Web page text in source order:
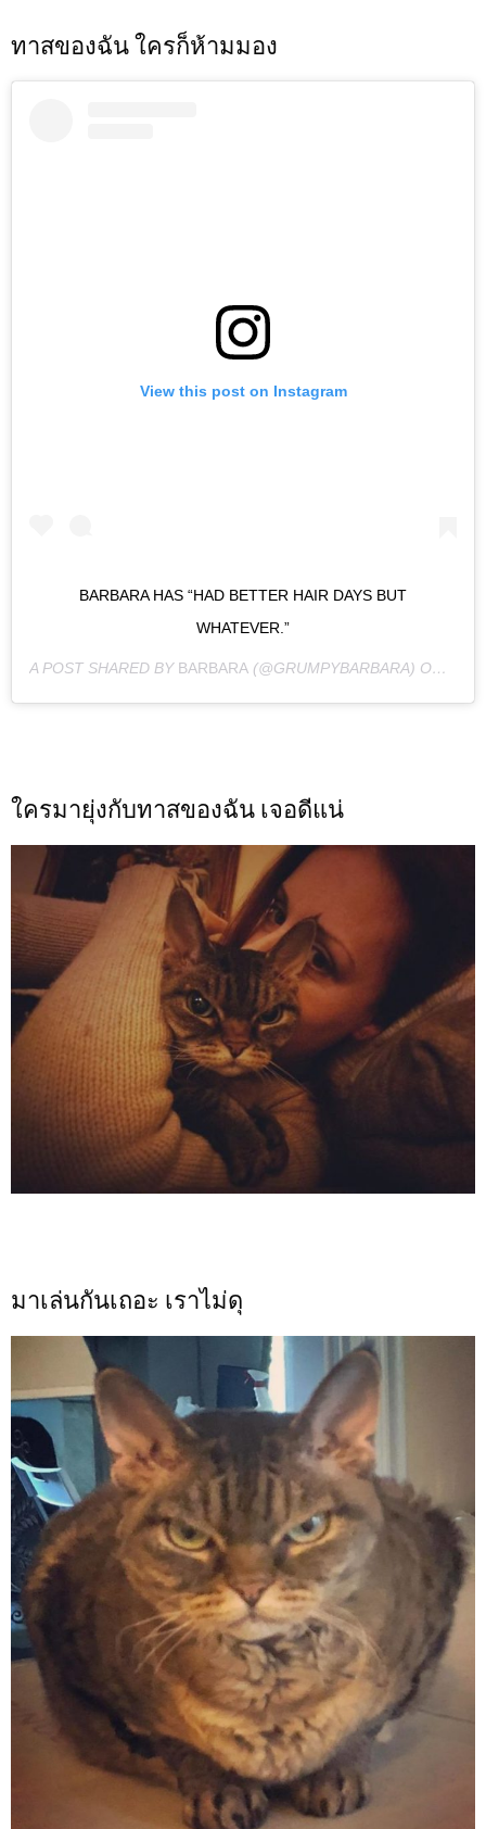
ทาสของฉัน ใครก็ห้ามมอง
View this post on Instagram
BARBARA HAS “HAD BETTER HAIR DAYS BUT
WHATEVER.”
A POST SHARED BY BARBARA (@GRUMPYBARBARA) ON
ใครมายุ่งกับทาสของฉัน เจอดีแน่
มาเล่นกันเถอะ เราไม่ดุ